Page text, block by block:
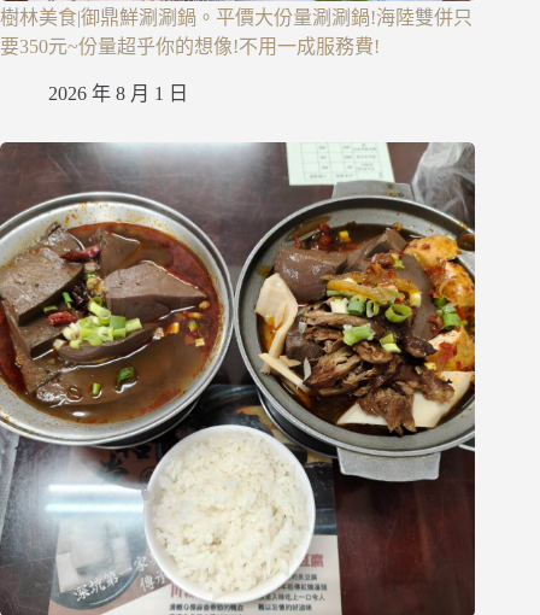
樹林美食|御鼎鮮涮涮鍋。平價大份量涮涮鍋!海陸雙併只
要350元~份量超乎你的想像!不用一成服務費!
2026 年 8 月 1 日